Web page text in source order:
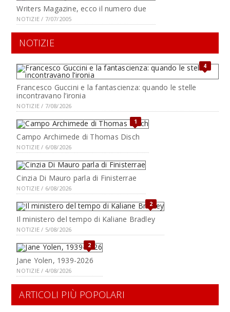
Writers Magazine, ecco il numero due
NOTIZIE / 7/07/2005
NOTIZIE
4
Francesco Guccini e la fantascienza: quando le stelle
incontravano l’ironia
NOTIZIE / 7/08/2026
1
Campo Archimede di Thomas Disch
NOTIZIE / 6/08/2026
Cinzia Di Mauro parla di Finisterrae
NOTIZIE / 6/08/2026
2
Il ministero del tempo di Kaliane Bradley
NOTIZIE / 5/08/2026
2
Jane Yolen, 1939-2026
NOTIZIE / 4/08/2026
ARTICOLI PIÙ POPOLARI